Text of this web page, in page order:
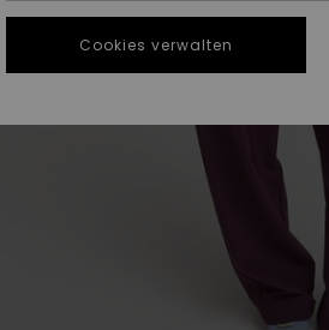
Cookies verwalten